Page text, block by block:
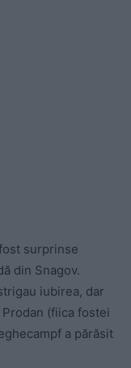
surprinse
din Snagov.
iubirea, dar
(fiica fostei
a părăsit